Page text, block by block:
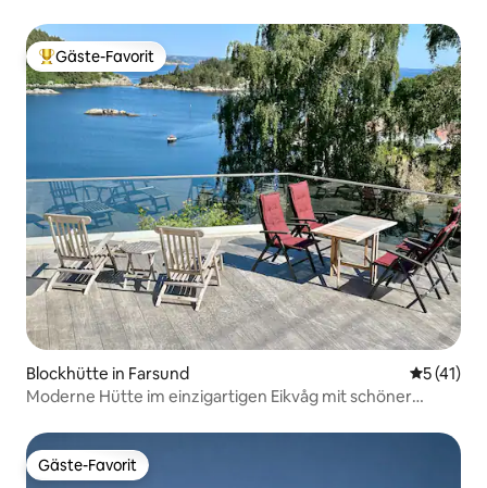
Beliebter Gäste-Favorit.
Gäste-Favorit
Blockhütte in Farsund
5 (41)
Moderne Hütte im einzigartigen Eikvåg mit schöner
Gäste-Favorit
Gäste-Favorit